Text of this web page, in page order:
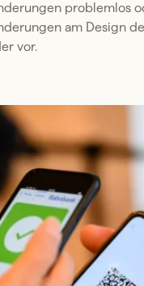
problemlos
am Design
vor.